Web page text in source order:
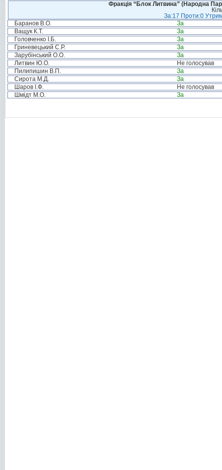
Фракція “Блок Литвина” (Народна
За:17 Проти:0
Баранов В.О.
За
Ващук К.Т.
За
Головченко І.Б.
За
Гриневецький С.Р.
За
Зарубінський О.О.
За
Литвин Ю.О.
Не голосував
Пилипишин В.П.
За
Сирота М.Д.
За
Шаров І.Ф.
Не голосував
Шмідт М.О.
За